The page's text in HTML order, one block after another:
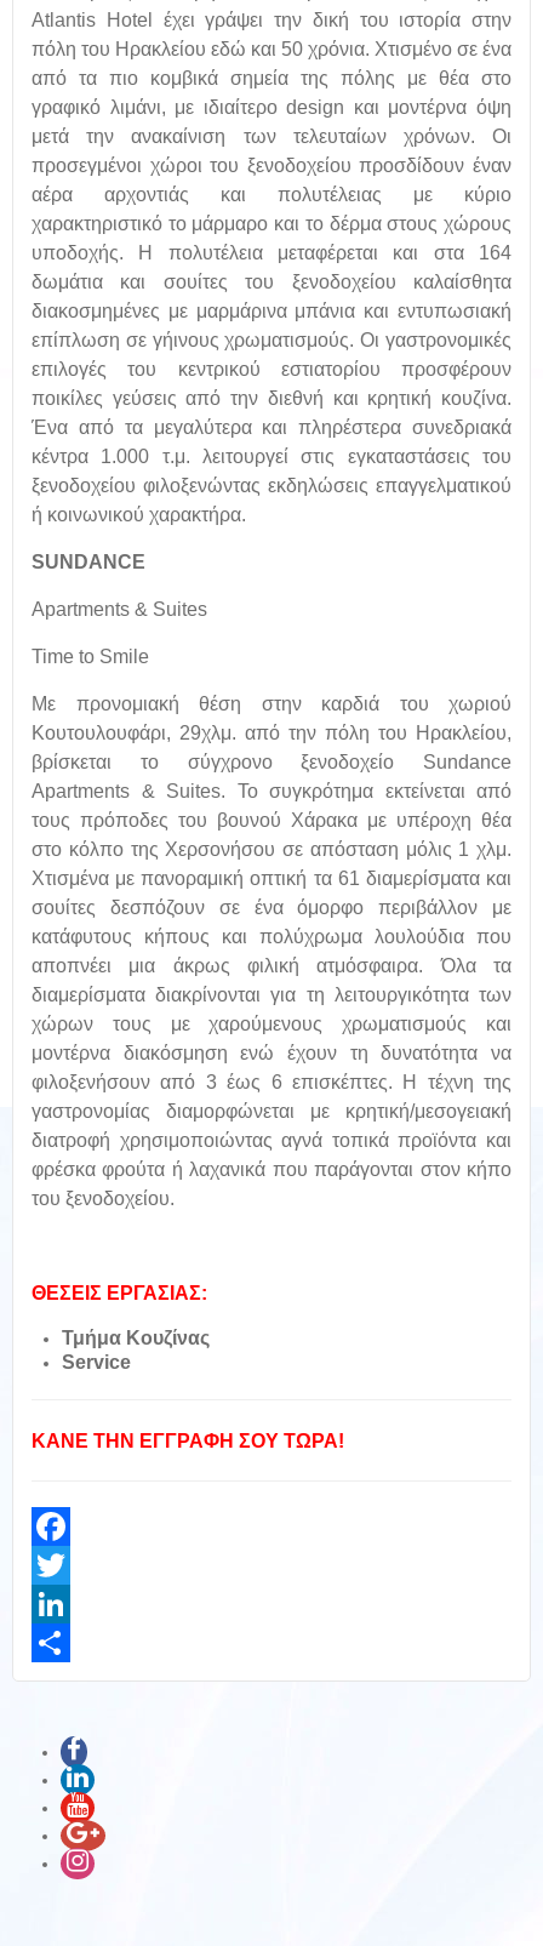
Αtlantis Hotel έχει γράψει την δική του ιστορία στην
πόλη του Ηρακλείου εδώ και 50 χρόνια. Χτισμένο σε ένα
από τα πιο κομβικά σημεία της πόλης με θέα στο
γραφικό λιμάνι, με ιδιαίτερο design και μοντέρνα όψη
μετά την ανακαίνιση των τελευταίων χρόνων. Οι
προσεγμένοι χώροι του ξενοδοχείου προσδίδουν έναν
αέρα αρχοντιάς και πολυτέλειας με κύριο
χαρακτηριστικό το μάρμαρο και το δέρμα στους χώρους
υποδοχής. Η πολυτέλεια μεταφέρεται και στα 164
δωμάτια και σουίτες του ξενοδοχείου καλαίσθητα
διακοσμημένες με μαρμάρινα μπάνια και εντυπωσιακή
επίπλωση σε γήινους χρωματισμούς. Οι γαστρονομικές
επιλογές του κεντρικού εστιατορίου προσφέρουν
ποικίλες γεύσεις από την διεθνή και κρητική κουζίνα.
Ένα από τα μεγαλύτερα και πληρέστερα συνεδριακά
κέντρα 1.000 τ.μ. λειτουργεί στις εγκαταστάσεις του
ξενοδοχείου φιλοξενώντας εκδηλώσεις επαγγελματικού
ή κοινωνικού χαρακτήρα.
SUNDANCE
Apartments & Suites
Time to Smile
Με προνομιακή θέση στην καρδιά του χωριού
Κουτουλουφάρι, 29χλμ. από την πόλη του Ηρακλείου,
βρίσκεται το σύγχρονο ξενοδοχείο Sundance
Apartments & Suites. Το συγκρότημα εκτείνεται από
τους πρόποδες του βουνού Χάρακα με υπέροχη θέα
στο κόλπο της Χερσονήσου σε απόσταση μόλις 1 χλμ.
Χτισμένα με πανοραμική οπτική τα 61 διαμερίσματα και
σουίτες δεσπόζουν σε ένα όμορφο περιβάλλον με
κατάφυτους κήπους και πολύχρωμα λουλούδια που
αποπνέει μια άκρως φιλική ατμόσφαιρα. Όλα τα
διαμερίσματα διακρίνονται για τη λειτουργικότητα των
χώρων τους με χαρούμενους χρωματισμούς και
μοντέρνα διακόσμηση ενώ έχουν τη δυνατότητα να
φιλοξενήσουν από 3 έως 6 επισκέπτες. Η τέχνη της
γαστρονομίας διαμορφώνεται με κρητική/μεσογειακή
διατροφή χρησιμοποιώντας αγνά τοπικά προϊόντα και
φρέσκα φρούτα ή λαχανικά που παράγονται στον κήπο
του ξενοδοχείου.
ΘΕΣΕΙΣ ΕΡΓΑΣΙΑΣ:
Τμήμα Κουζίνας
Service
ΚΑΝΕ ΤΗΝ ΕΓΓΡΑΦΗ ΣΟΥ ΤΩΡΑ!
Facebook
Twitter
LinkedIn
Share